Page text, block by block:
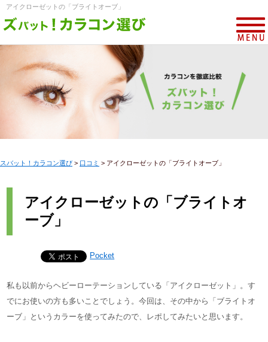
アイクローゼットの「ブライトオーブ」
スバット！カラコン選び > 口コミ > アイクローゼットの「ブライトオーブ」
アイクローゼットの「ブライトオ
ーブ」
Pocket
私も以前からヘビーローテーションしている「アイクローゼット」。す
でにお使いの方も多いことでしょう。今回は、その中から「ブライトオ
ーブ」というカラーを使ってみたので、レポしてみたいと思います。